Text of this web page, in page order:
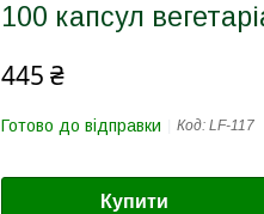
100 капсул
445 ₴
Готово до відправки Код: LF-117
Купити